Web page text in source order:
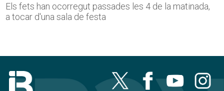
Els fets han ocorregut passades les 4 de la matinada,
a tocar d'una sala de festa